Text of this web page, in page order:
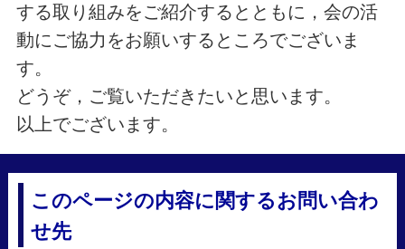
する取り組みをご紹介するとともに，会の活
動にご協力をお願いするところでございま
す。
どうぞ，ご覧いただきたいと思います。
以上でございます。
このページの内容に関するお問い合わ
せ先